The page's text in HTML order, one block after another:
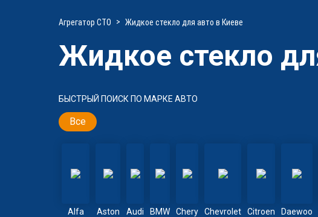
Агрегатор СТО Жидкое стекло для авто в Киеве
Жидкое стекло
БЫСТРЫЙ ПОИСК ПО МАРКЕ АВТО
Все
Alfa
Aston
Audi BMW Chery Chevrolet Citroen Daewoo